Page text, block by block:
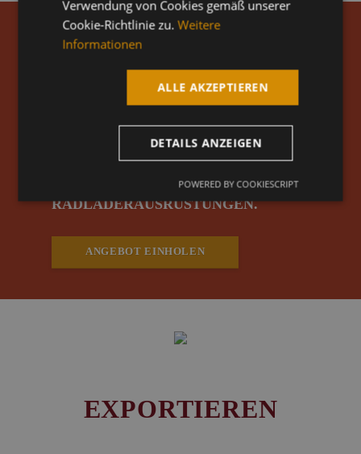
ÜBER
25 JAHRE
ERFAHRUNG
IM BEREICH BAGGER- UND
RADLADERAUSRÜSTUNGEN.
ANGEBOT EINHOLEN
EXPORTIEREN
Verwendung von Cookies gemäß unserer
Cookie-Richtlinie zu. Weitere
Informationen
ALLE AKZEPTIEREN
DETAILS ANZEIGEN
POWERED BY COOKIESCRIPT